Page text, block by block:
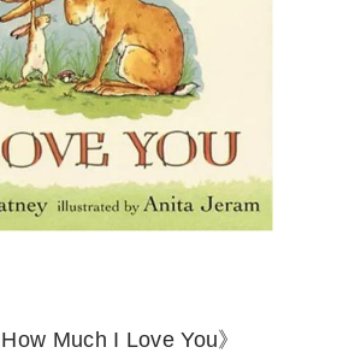
Much I Love You》